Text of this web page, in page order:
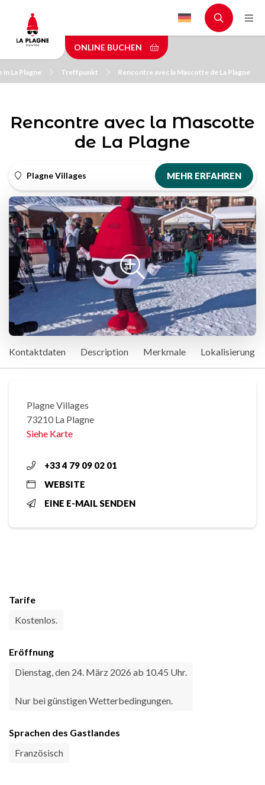
main
content
ONLINE BUCHEN
La Plagne Treffpunkt Rencontre avec la Mascotte de La Plagne
Rencontre avec la Mascotte
de La Plagne
Plagne Villages MEHR ERFAHREN
Kontaktdaten Description Merkmale Lokalisierung
Plagne Villages
73210 La Plagne
Siehe Karte
+33 4 79 09 02 01
WEBSITE
EINE E-MAIL SENDEN
Tarife
Kostenlos.
Eröffnung
Dienstag, den 24. März 2026 ab 10.45 Uhr.
Nur bei günstigen Wetterbedingungen.
Sprachen des Gastlandes
Französisch